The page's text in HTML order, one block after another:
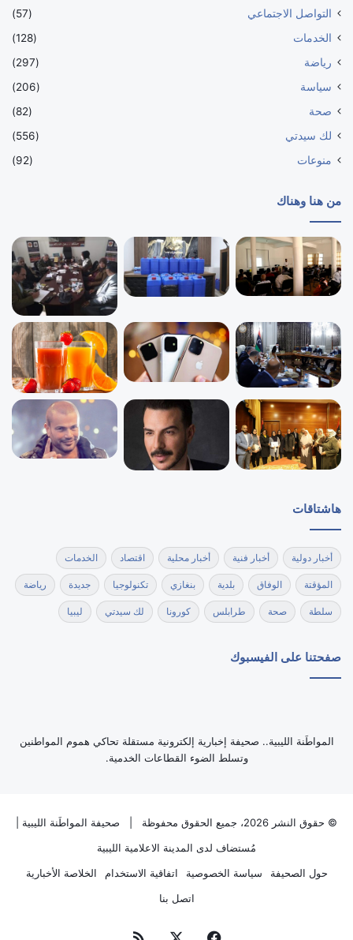
التواصل الاجتماعي
(57)
الخدمات
(128)
رياضة
(297)
سياسة
(206)
صحة
(82)
لك سيدتي
(556)
منوعات
(92)
من هنا وهناك
هاشتاقات
أخبار دولية أخبار فنية أخبار محلية اقتصاد الخدمات
المؤقتة الوفاق بلدية بنغازي تكنولوجيا جديدة رياضة
سلطة صحة طرابلس كورونا لك سيدتي ليبيا
صفحتنا على الفيسبوك
‏المواطَنة الليبية.. صحيفة إخبارية إلكترونية مستقلة تحاكي هموم المواطنين
وتسلط الضوء القطاعات الخدمية.
© حقوق النشر 2026، جميع الحقوق محفوظة | صحيفة المواطَنة الليبية
مُستضاف لدى المدينة الاعلامية الليبية
حول الصحيفة
سياسة الخصوصية اتفاقية الاستخدام
الخلاصة الأخبارية
اتصل بنا
فيسبوك ملخص